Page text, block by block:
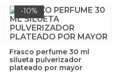
-10%
Frasco perfume 30 ml
silueta pulverizador
plateado por mayor